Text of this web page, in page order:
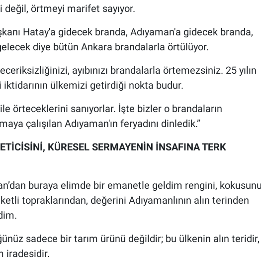
değil, örtmeyi marifet sayıyor.
Hatay'a gidecek branda, Adıyaman'a gidecek branda,
diye bütün Ankara brandalarla örtülüyor.
ayıbınızı brandalarla örtemezsiniz. 25 yılın
ülkemizi getirdiği nokta budur.
örteceklerini sanıyorlar. İşte bizler o brandaların
çalışılan Adıyaman'ın feryadını dinledik.”
KÜRESEL SERMAYENİN İNSAFINA TERK
buraya elimde bir emanetle geldim rengini, kokusunu
topraklarından, değerini Adıyamanlının alın terinden
sadece bir tarım ürünü değildir; bu ülkenin alın teridir,
iradesidir.